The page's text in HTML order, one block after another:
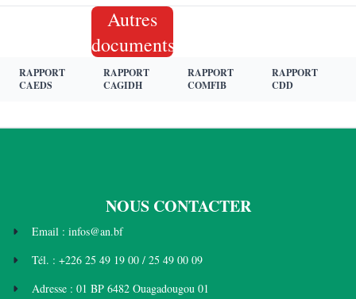
Autres
documents
RAPPORT
CAEDS
RAPPORT
CAGIDH
RAPPORT
COMFIB
RAPPORT
CDD
NOUS CONTACTER
Email : infos@an.bf
Tél. : +226 25 49 19 00 / 25 49 00 09
Adresse : 01 BP 6482 Ouagadougou 01